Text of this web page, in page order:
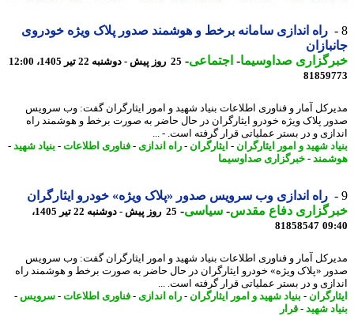
راه اندازی سامانه برخط و هوشمند صدور پلاک ویژه خودروی
صداوسیما-اجتماعی-25 روز پیش - دوشنبه 22 تیر 1405، 12:00
آمار و فناوری اطلاعات بنیاد شهید و امور ایثارگران گفت: وب سرویس
پلاک ویژه خودرو ایثارگران در حال حاضر به صورت برخط و هوشمند راه
و در بستر عملیاتی قرار گرفته است. - ...
شهید و امور ایثارگران- ایثارگران- راه اندازی- فناوری اطلاعات-بنیاد شهید-
-خبرگزاری صداوسیما
راه اندازی وب سرویس صدور «پلاک ویژه» خودرو ایثارگران
دفاع مقدس-سیاسی-
25 روز پیش - دوشنبه 22 تیر 1405،
81858547
آمار و فناوری اطلاعات بنیاد شهید و امور ایثارگران گفت: وب سرویس
«پلاک ویژه» خودرو ایثارگران در حال حاضر به صورت برخط و هوشمند راه
و در بستر عملیاتی قرار گرفته است. ...
- بنیاد شهید و امور ایثارگران- راه اندازی- فناوری اطلاعات-سرویس-
شهید-قرار